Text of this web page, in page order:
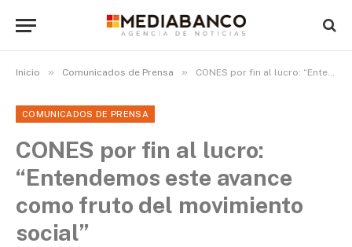
Inicio » Comunicados de Prensa » CONES por fin al lucro: “Entendemos este avance como fruto del movimiento social”
COMUNICADOS DE PRENSA
CONES por fin al lucro:
“Entendemos este avance
como fruto del movimiento
social”